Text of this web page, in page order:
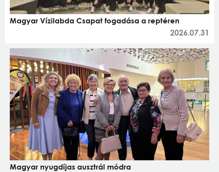
Magyar Vízilabda Csapat fogadása a reptéren
2026.07.31
Magyar nyugdíjas ausztrál módra